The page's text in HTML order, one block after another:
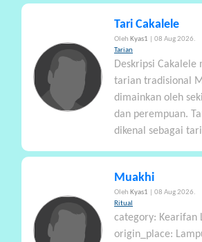
Tari Cakalele
Oleh Kyas1
| 08 Aug 2026.
Tarian
Deskripsi Cakalele
tarian tradisional
dimainkan oleh
dan perempuan.
dikenal sebagai
Muakhi
Oleh Kyas1
| 08 Aug 2026.
Ritual
category: Kearifan
origin_place: